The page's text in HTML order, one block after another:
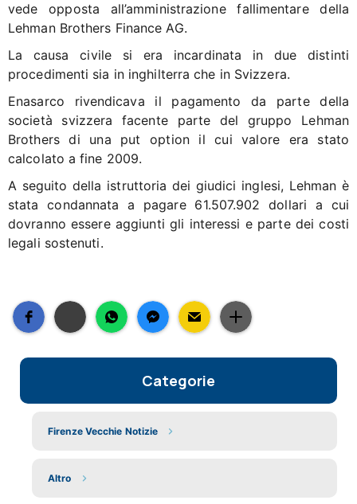
vede opposta all’amministrazione fallimentare della
Lehman Brothers Finance AG.
La causa civile si era incardinata in due distinti
procedimenti sia in inghilterra che in Svizzera.
Enasarco rivendicava il pagamento da parte della
società svizzera facente parte del gruppo Lehman
Brothers di una put option il cui valore era stato
calcolato a fine 2009.
A seguito della istruttoria dei giudici inglesi, Lehman è
stata condannata a pagare 61.507.902 dollari a cui
dovranno essere aggiunti gli interessi e parte dei costi
legali sostenuti.
Categorie
Firenze Vecchie Notizie
Altro